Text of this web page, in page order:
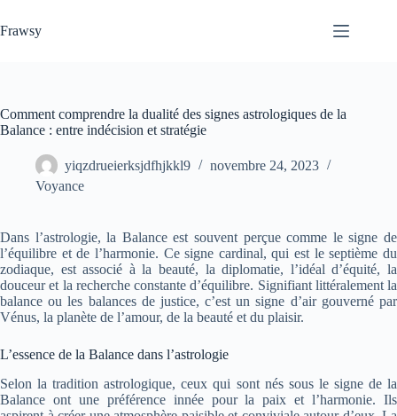
au
contenu
Frawsy
Comment comprendre la dualité des signes astrologiques de la
Balance : entre indécision et stratégie
yiqzdrueierksjdfhjkkl9
novembre 24, 2023
Voyance
Dans l’astrologie, la Balance est souvent perçue comme le signe de
l’équilibre et de l’harmonie. Ce signe cardinal, qui est le septième du
zodiaque, est associé à la beauté, la diplomatie, l’idéal d’équité, la
douceur et la recherche constante d’équilibre. Signifiant littéralement la
balance ou les balances de justice, c’est un signe d’air gouverné par
Vénus, la planète de l’amour, de la beauté et du plaisir.
L’essence de la Balance dans l’astrologie
Selon la tradition astrologique, ceux qui sont nés sous le signe de la
Balance ont une préférence innée pour la paix et l’harmonie. Ils